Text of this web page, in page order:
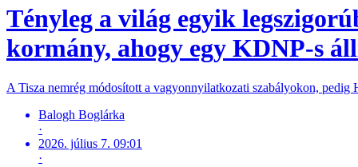
Tényleg a világ egyik
kormány, ahogy egy KDNP-s
A Tisza nemrég módosított a vagyonnyilatkozati szabályokon,
Balogh Boglárka
·
2026. július 7. 09:01
·